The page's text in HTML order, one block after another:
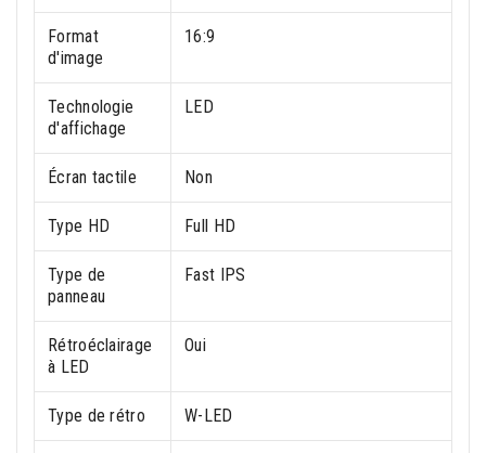
Format
d'image
16:9
Technologie
d'affichage
LED
Écran tactile Non
Type HD Full HD
Type de
panneau
Fast IPS
Rétroéclairage
à LED
Oui
Type de rétro W-LED